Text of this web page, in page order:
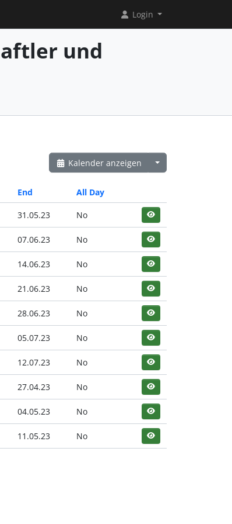
Login
und
Kalender anzeigen
End All Day
31.05.23 No
07.06.23 No
14.06.23 No
21.06.23 No
28.06.23 No
05.07.23 No
12.07.23 No
27.04.23 No
04.05.23 No
11.05.23 No